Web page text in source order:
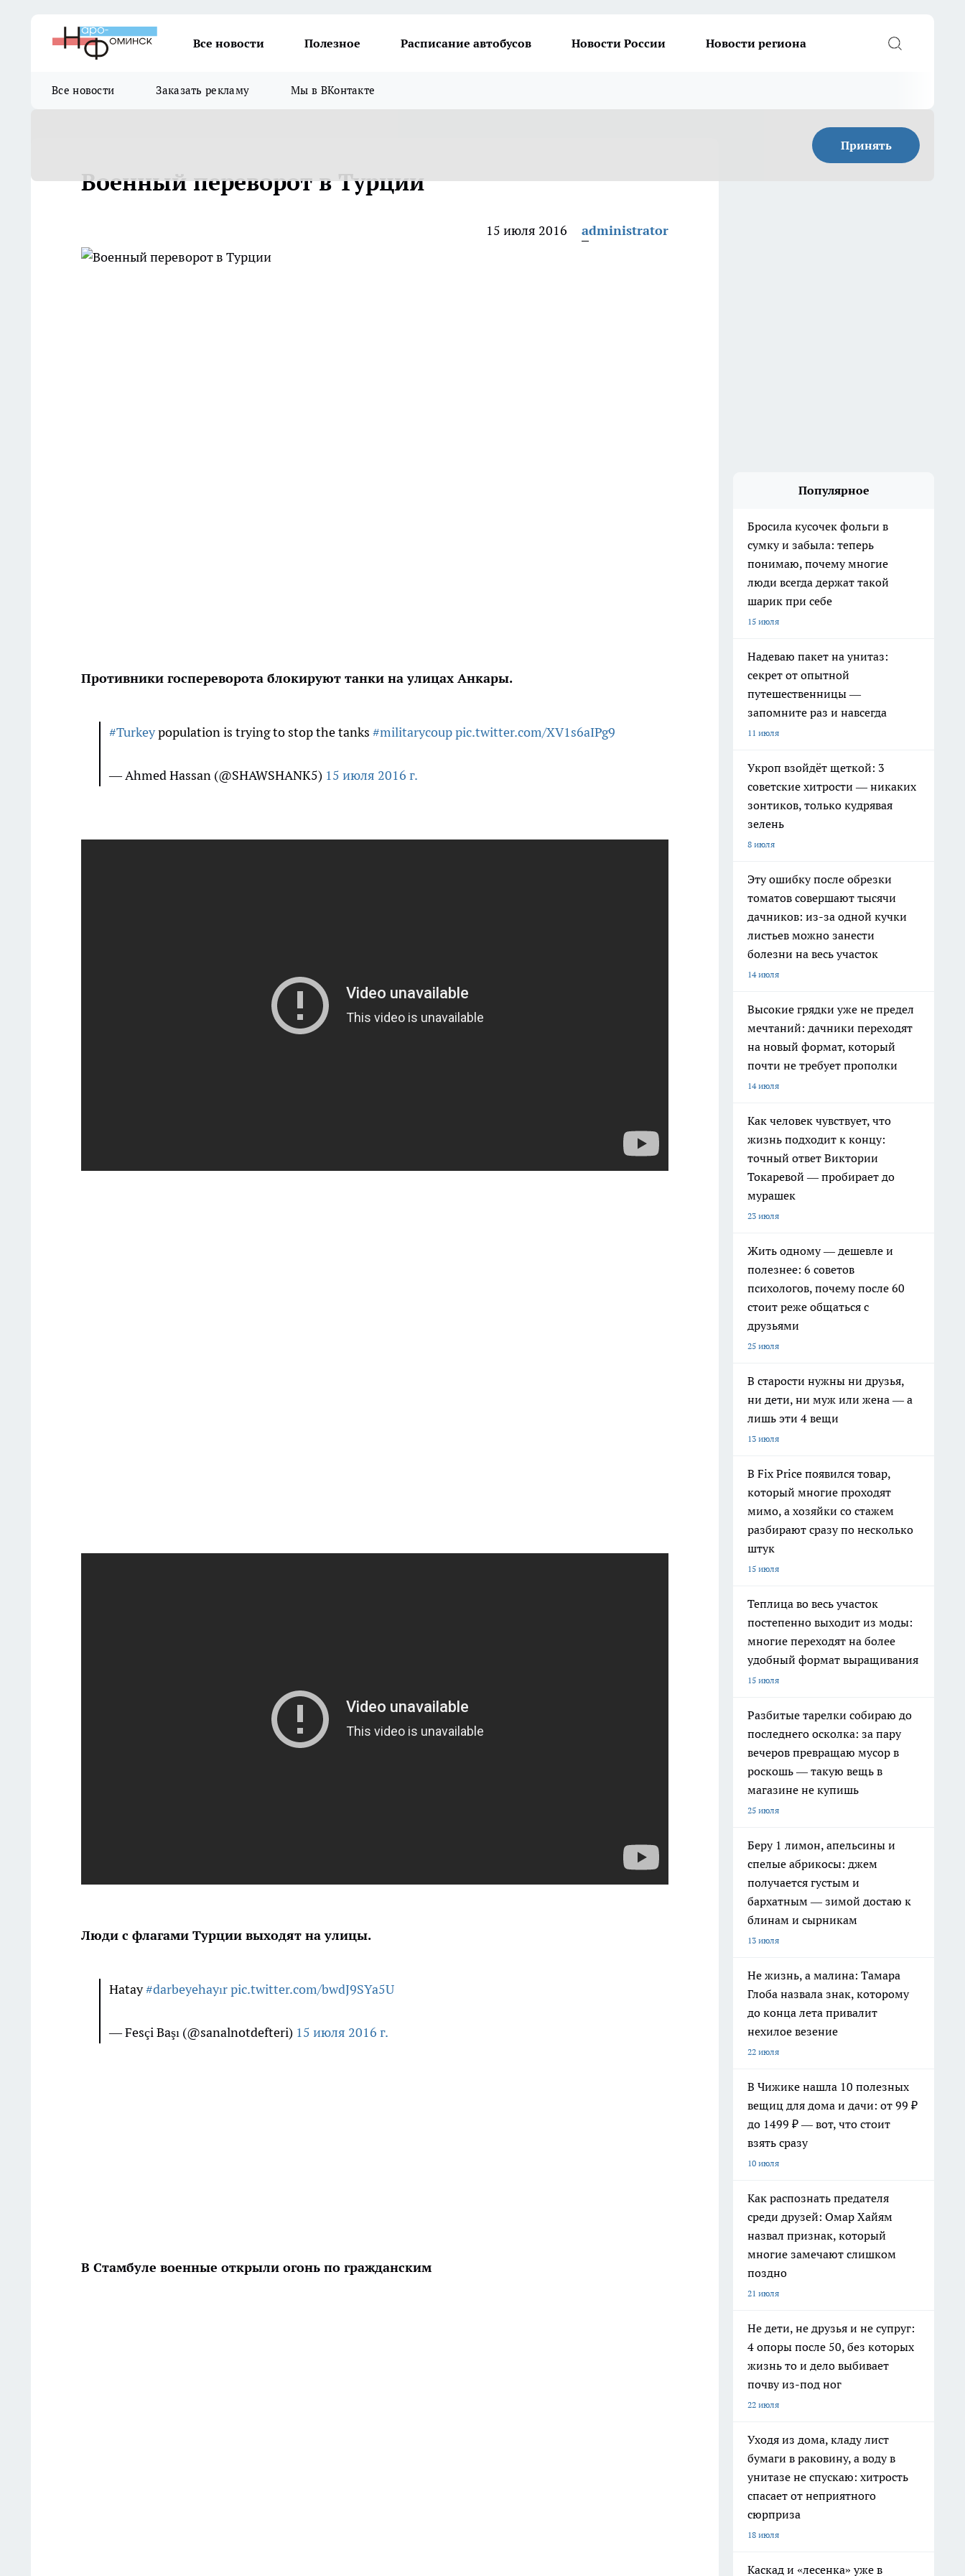
Все новости Полезное Расписание автобусов Новости России Новости региона
Все новости Заказать рекламу Мы в ВКонтакте
Принять
Военный переворот в Турции
15 июля 2016 administrator
Противники госпереворота блокируют танки на улицах Анкары.
#Turkeypopulation is trying to stop the tanks #militarycouppic.twitter.com/XV1s6aIPg9
— Ahmed Hassan (@SHAWSHANK5) 15 июля 2016 г.
Люди с флагами Турции выходят на улицы.
Hatay#darbeyehayırpic.twitter.com/bwdJ9SYa5U
— Fesçi Başı (@sanalnotdefteri) 15 июля 2016 г.
В Стамбуле военные открыли огонь по гражданским
Популярное
Бросила кусочек фольги в
сумку и забыла: теперь
понимаю, почему многие
люди всегда держат такой
шарик при себе
15 июля
Надеваю пакет на унитаз:
секрет от опытной
путешественницы —
запомните раз и навсегда
11 июля
Укроп взойдёт щеткой: 3
советские хитрости — никаких
зонтиков, только кудрявая
зелень
8 июля
Эту ошибку после обрезки
томатов совершают тысячи
дачников: из-за одной кучки
листьев можно занести
болезни на весь участок
14 июля
Высокие грядки уже не предел
мечтаний: дачники переходят
на новый формат, который
почти не требует прополки
14 июля
Как человек чувствует, что
жизнь подходит к концу:
точный ответ Виктории
Токаревой — пробирает до
мурашек
23 июля
Жить одному — дешевле и
полезнее: 6 советов
психологов, почему после 60
стоит реже общаться с
друзьями
25 июля
В старости нужны ни друзья,
ни дети, ни муж или жена — а
лишь эти 4 вещи
13 июля
В Fix Price появился товар,
который многие проходят
мимо, а хозяйки со стажем
разбирают сразу по несколько
штук
15 июля
Теплица во весь участок
постепенно выходит из моды:
многие переходят на более
удобный формат выращивания
15 июля
Разбитые тарелки собираю до
последнего осколка: за пару
вечеров превращаю мусор в
роскошь — такую вещь в
магазине не купишь
25 июля
Беру 1 лимон, апельсины и
спелые абрикосы: джем
получается густым и
бархатным — зимой достаю к
блинам и сырникам
13 июля
Не жизнь, а малина: Тамара
Глоба назвала знак, которому
до конца лета привалит
нехилое везение
22 июля
В Чижике нашла 10 полезных
вещиц для дома и дачи: от 99 ₽
до 1499 ₽ — вот, что стоит
взять сразу
10 июля
Как распознать предателя
среди друзей: Омар Хайям
назвал признак, который
многие замечают слишком
поздно
21 июля
Не дети, не друзья и не супруг:
4 опоры после 50, без которых
жизнь то и дело выбивает
почву из-под ног
22 июля
Уходя из дома, кладу лист
бумаги в раковину, а воду в
унитазе не спускаю: хитрость
спасает от неприятного
сюрприза
18 июля
Каскад и «лесенка» уже в